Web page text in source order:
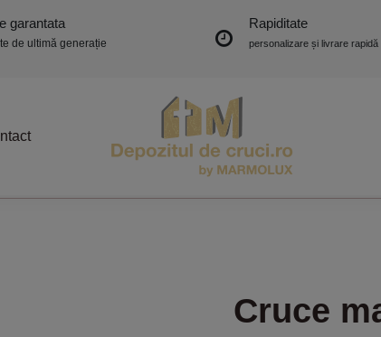
garantata
de ultimă generație
Rapiditate
personalizare și livrare rapidă
Cruce